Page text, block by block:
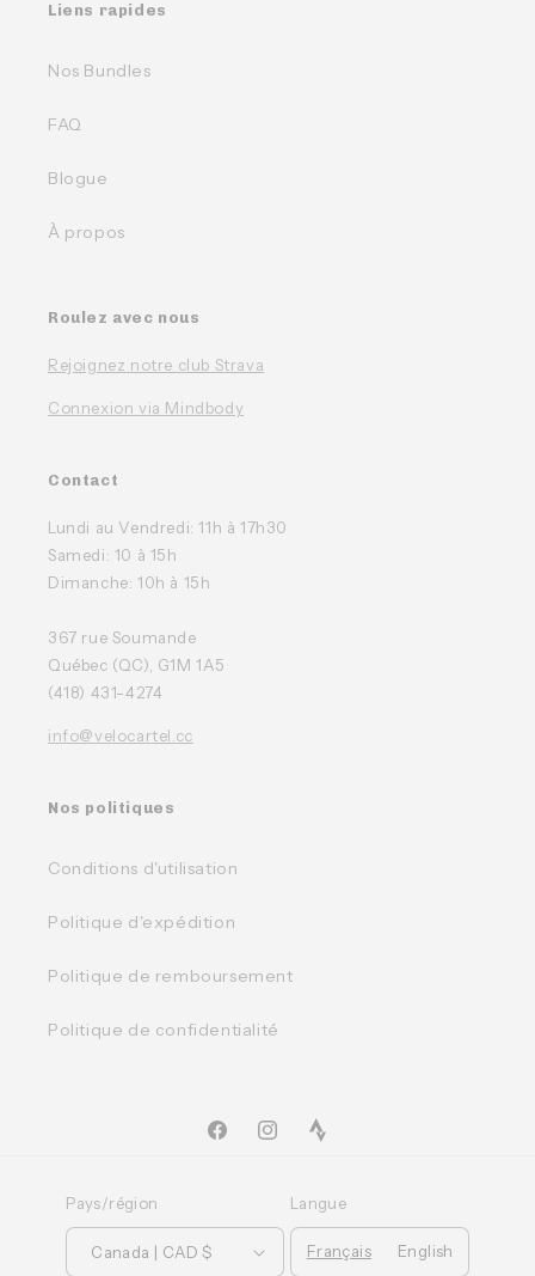
Liens rapides
Nos Bundles
FAQ
Blogue
À propos
Roulez avec nous
Rejoignez notre club Strava
Connexion via Mindbody
Contact
Lundi au Vendredi: 11h à 17h30
Samedi: 10 à 15h
Dimanche: 10h à 15h
367 rue Soumande
Québec (QC), G1M 1A5
(418) 431-4274
info@velocartel.cc
Nos politiques
Conditions d'utilisation
Politique d'expédition
Politique de remboursement
Politique de confidentialité
FacebookInstagramTikTok
Pays/région
Canada | CAD $
Langue
Français English